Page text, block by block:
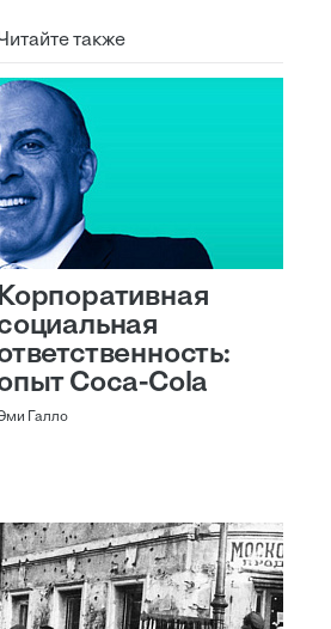
также
Coca-Cola
Галло